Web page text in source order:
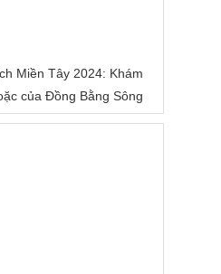
Miền Tây 2024: Khám
của Đồng Bằng Sông
Nước